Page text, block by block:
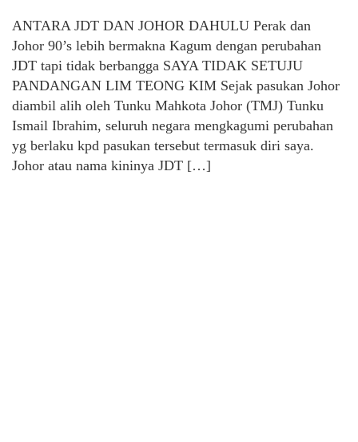
ANTARA JDT DAN JOHOR DAHULU Perak dan
Johor 90’s lebih bermakna Kagum dengan perubahan
JDT tapi tidak berbangga SAYA TIDAK SETUJU
PANDANGAN LIM TEONG KIM Sejak pasukan Johor
diambil alih oleh Tunku Mahkota Johor (TMJ) Tunku
Ismail Ibrahim, seluruh negara mengkagumi perubahan
yg berlaku kpd pasukan tersebut termasuk diri saya.
Johor atau nama kininya JDT […]